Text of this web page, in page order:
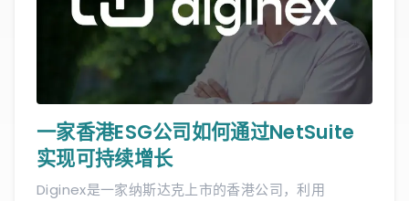
一家香港ESG公司如何通过NetSuite
实现可持续增长
Diginex是一家纳斯达克上市的香港公司，利用